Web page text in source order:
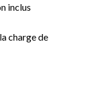
inclus
charge de